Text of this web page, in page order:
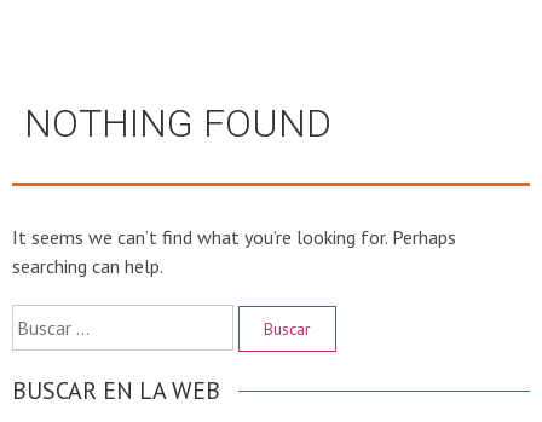
NOTHING FOUND
It seems we can’t find what you’re looking for. Perhaps
searching can help.
Buscar:
BUSCAR EN LA WEB